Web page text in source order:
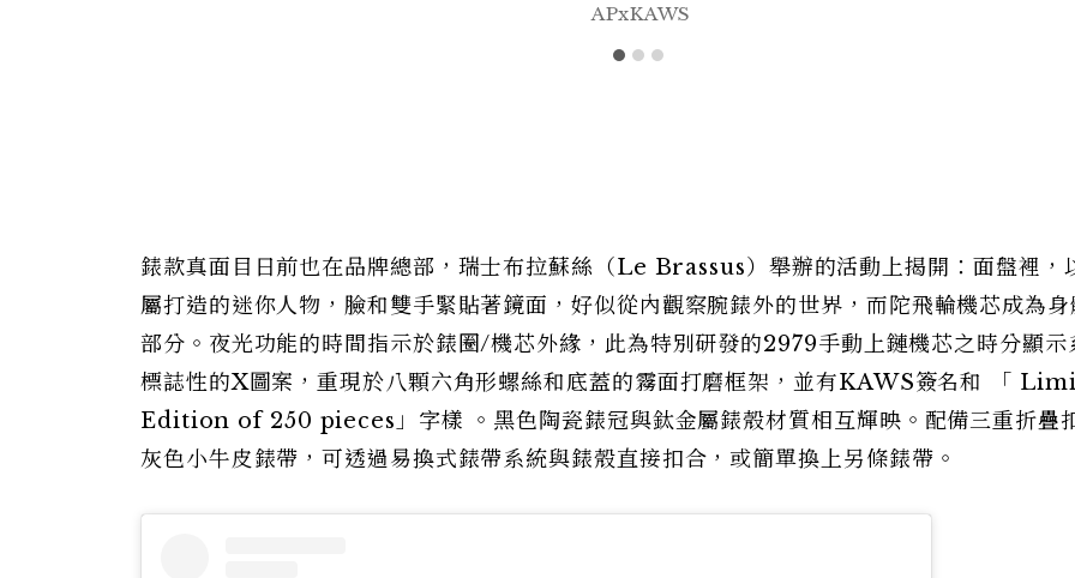
APxKAWS
錶款真面目日前也在品牌總部，瑞士布拉蘇絲（Le Brassus）舉辦的活動上揭開：面盤裡，
屬打造的迷你人物，臉和雙手緊貼著鏡面，好似從內觀察腕錶外的世界，而陀飛輪機芯成為
部分。夜光功能的時間指示於錶圈/機芯外緣，此為特別研發的2979手動上鏈機芯之時分顯示
標誌性的X圖案，重現於八顆六角形螺絲和底蓋的霧面打磨框架，並有KAWS簽名和 「
Edition of 250 pieces」字樣 。黑色陶瓷錶冠與鈦金屬錶殼材質相互輝映。配備三重折疊
灰色小牛皮錶帶，可透過易換式錶帶系統與錶殼直接扣合，或簡單換上另條錶帶。